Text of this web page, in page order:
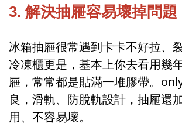
3. 解決抽屜容易壞掉問題
冰箱抽屜很常遇到卡卡不好拉、
冷凍櫃更是，基本上你去看用幾
屜，常常都是貼滿一堆膠帶。
良，滑軌、防脫軌設計，抽屜還
用、不容易壞。